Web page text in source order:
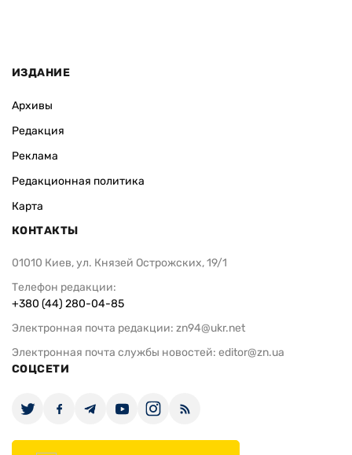
ИЗДАНИЕ
Архивы
Редакция
Реклама
Редакционная политика
Карта
КОНТАКТЫ
01010 Киев, ул. Князей Острожских, 19/1
Телефон редакции:
+380 (44) 280-04-85
Электронная почта редакции: zn94@ukr.net
Электронная почта службы новостей: editor@zn.ua
СОЦСЕТИ